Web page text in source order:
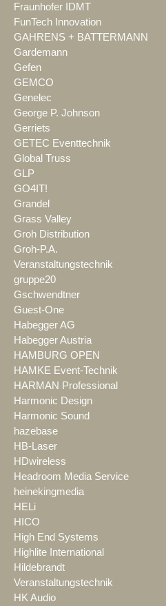
Fraunhofer IDMT
FunTech Innovation
GAHRENS + BATTERMANN
Gardemann
Gefen
GEMCO
Genelec
George P. Johnson
Gerriets
GETEC Eventtechnik
Global Truss
GLP
GO4IT!
Grandel
Grass Valley
Groh Distribution
Groh-P.A.
Veranstaltungstechnik
gruppe20
Gschwendtner
Guest-One
Habegger AG
Habegger Austria
HAMBURG OPEN
HAMKE Event-Technik
HARMAN Professional
Harmonic Design
Harmonic Sound
hazebase
HB-Laser
HDwireless
Headroom Media Service
heinekingmedia
HELi
HICO
High End Systems
Highlite International
Hildebrandt
Veranstaltungstechnik
HK Audio